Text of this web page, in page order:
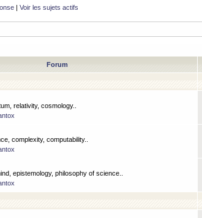
| Voir les sujets actifs
Forum
relativity, cosmology..
complexity, computability..
epistemology, philosophy of science..